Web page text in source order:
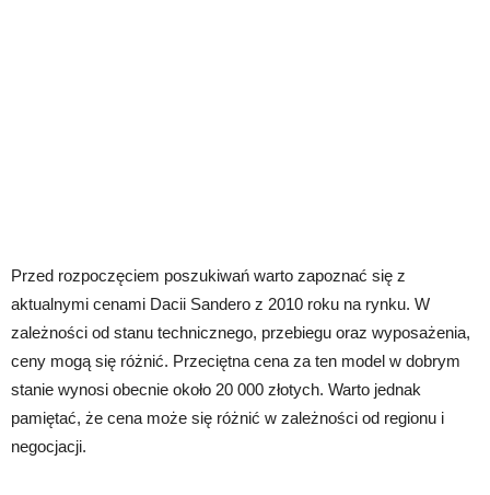
Przed rozpoczęciem poszukiwań warto zapoznać się z
aktualnymi cenami Dacii Sandero z 2010 roku na rynku. W
zależności od stanu technicznego, przebiegu oraz wyposażenia,
ceny mogą się różnić. Przeciętna cena za ten model w dobrym
stanie wynosi obecnie około 20 000 złotych. Warto jednak
pamiętać, że cena może się różnić w zależności od regionu i
negocjacji.